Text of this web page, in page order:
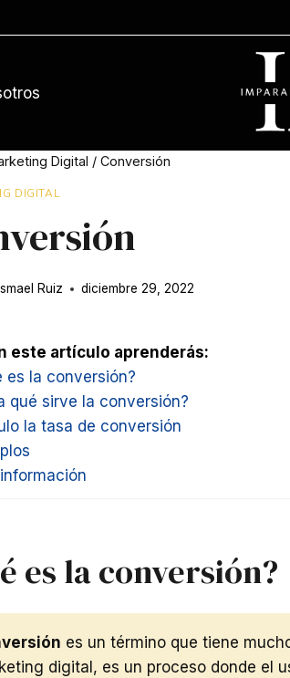
Digital / Conversión
DIGITAL
Ismael Ruiz diciembre 29, 2022
este artículo aprenderás:
es la conversión?
qué sirve la conversión?
la tasa de conversión
es la conversión?
es un término que tiene
digital, es un proceso donde el